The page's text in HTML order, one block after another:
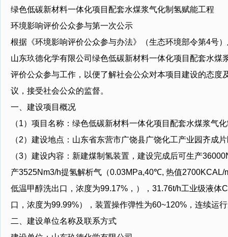
绿色低碳新材料一体化项目配套水煤浆气化制氢赋能工程
环境影响评价公众参与第一次公示
根据《环境影响评价公众参与办法》（生态环境部令第4号
山东玖德化学有限公司绿色低碳新材料一体化项目配套水煤
评价公众参与工作，以便了解社会公众对本项目建设的态度
议，接受社会公众的监督。
一、建设项目概况
（1）项目名称：绿色低碳新材料一体化项目配套水煤浆气
（2）建设地点：山东省东营市广饶县广饶化工产业园齐成
（3）建设内容：新建煤制氢装置，建设完成后可生产
产3525Nm3/h提氢解析气（0.03MPa,40℃, 热值2700KCAL/
低温甲醇洗出口，浓度为99.17%，），31.76t/h工业级液体
口，浓度为99.99%），装置操作弹性为60~120%，连续运
二、建设单位名称及联系方式